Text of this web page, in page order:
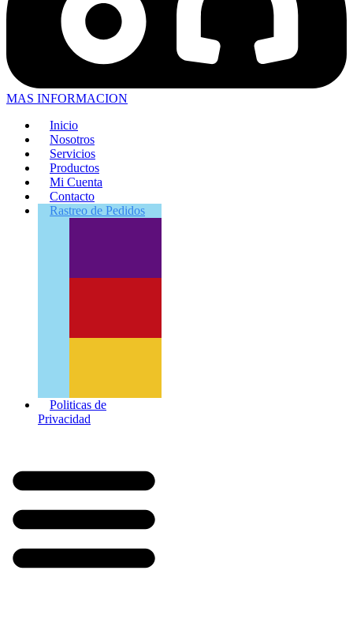
MAS INFORMACION
Inicio
Nosotros
Servicios
Productos
Mi Cuenta
Contacto
Rastreo de Pedidos
Politicas de
Privacidad